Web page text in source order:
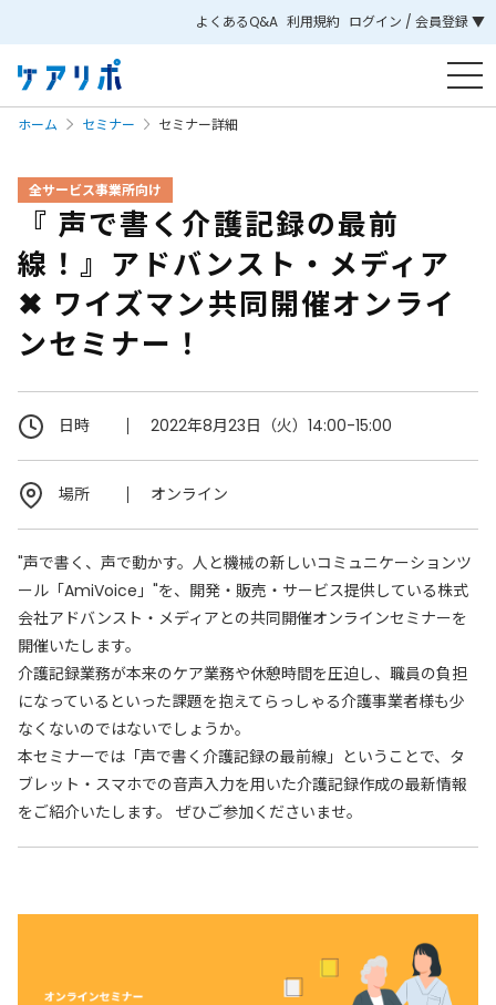
よくあるQ&A 利用規約 ログイン / 会員登録 ▼
ホーム セミナー セミナー詳細
全サービス事業所向け
『 声で書く介護記録の最前
線！』アドバンスト・メディア
✖ ワイズマン共同開催オンライ
ンセミナー！
日時 2022年8月23日（火）14:00-15:00
場所 オンライン
"声で書く、声で動かす。人と機械の新しいコミュニケーションツ
ール「AmiVoice」"を、開発・販売・サービス提供している株式
会社アドバンスト・メディアとの共同開催オンラインセミナーを
開催いたします。
介護記録業務が本来のケア業務や休憩時間を圧迫し、職員の負担
になっているといった課題を抱えてらっしゃる介護事業者様も少
なくないのではないでしょうか。
本セミナーでは「声で書く介護記録の最前線」ということで、タ
ブレット・スマホでの音声入力を用いた介護記録作成の最新情報
をご紹介いたします。 ぜひご参加くださいませ。